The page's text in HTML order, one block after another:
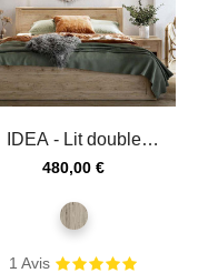
IDEA - Lit double
cm chêne san
Prix
480,00 €
chêne
san
remo
1 Avis